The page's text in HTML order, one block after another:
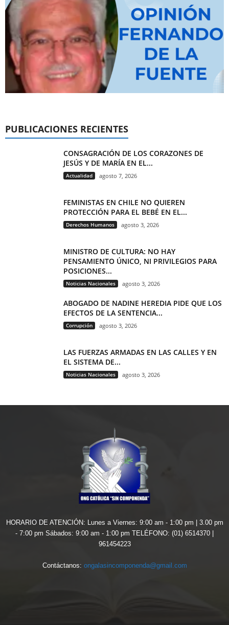
PUBLICACIONES RECIENTES
CONSAGRACIÓN DE LOS CORAZONES DE
JESÚS Y DE MARÍA EN EL...
Actualidad agosto 7, 2026
FEMINISTAS EN CHILE NO QUIEREN
PROTECCIÓN PARA EL BEBÉ EN EL...
Derechos Humanos agosto 3, 2026
MINISTRO DE CULTURA: NO HAY
PENSAMIENTO ÚNICO, NI PRIVILEGIOS PARA
POSICIONES...
Noticias Nacionales agosto 3, 2026
ABOGADO DE NADINE HEREDIA PIDE QUE LOS
EFECTOS DE LA SENTENCIA...
Corrupción agosto 3, 2026
LAS FUERZAS ARMADAS EN LAS CALLES Y EN
EL SISTEMA DE...
Noticias Nacionales agosto 3, 2026
HORARIO DE ATENCIÓN: Lunes a Viernes: 9:00 am - 1:00 pm | 3.00 pm
- 7:00 pm Sábados: 9:00 am - 1:00 pm TELÉFONO: (01) 6514370 |
961454223
Contáctanos: ongalasincomponenda@gmail.com